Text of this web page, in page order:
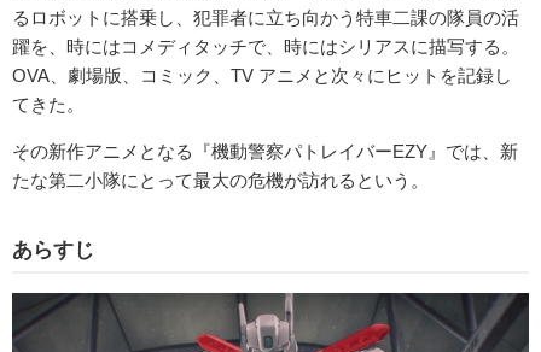
るロボットに搭乗し、犯罪者に立ち向かう特車二課の隊員の活
躍を、時にはコメディタッチで、時にはシリアスに描写する。
OVA、劇場版、コミック、TV アニメと次々にヒットを記録し
てきた。
その新作アニメとなる『機動警察パトレイバーEZY』では、新
たな第二小隊にとって最大の危機が訪れるという。
あらすじ